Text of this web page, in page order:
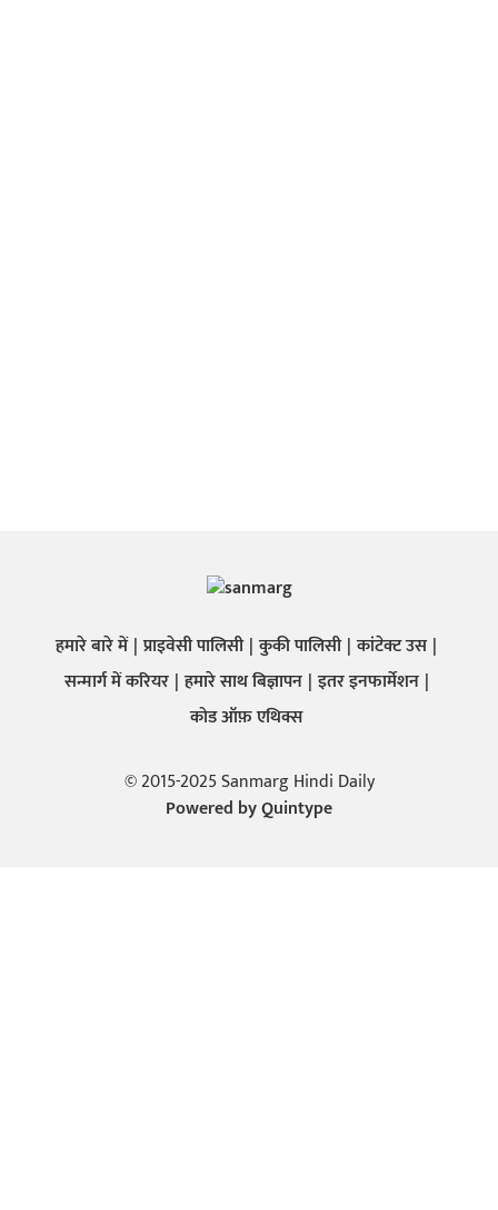
हमारे बारे में प्राइवेसी पालिसी कुकी पालिसी कांटेक्ट उस
सन्मार्ग में करियर हमारे साथ बिज्ञापन इतर इनफार्मेशन
कोड ऑफ़ एथिक्स
© 2015-2025 Sanmarg Hindi Daily
Powered byQuintype